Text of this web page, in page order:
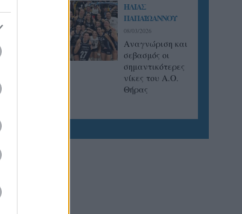
ΗΛΙΑΣ
ΠΑΠΑΪΩΑΝΝΟΥ
08/03/2026
Αναγνώριση και
σεβασμός οι
σημαντικότερες
νίκες του Α.Ο.
Θήρας